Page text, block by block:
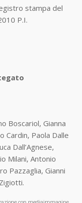
stampa del
P.I.
Boscariol, Gianna
Cardin, Paola Dalle
Dall’Agnese,
Milani, Antonio
Pazzaglia, Gianni